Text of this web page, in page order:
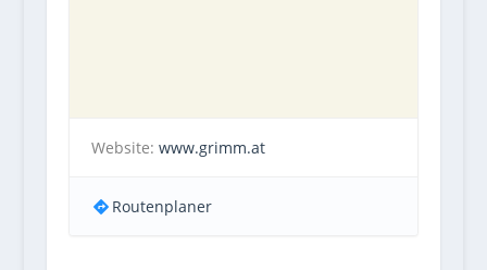
Website: www.grimm.at
Routenplaner